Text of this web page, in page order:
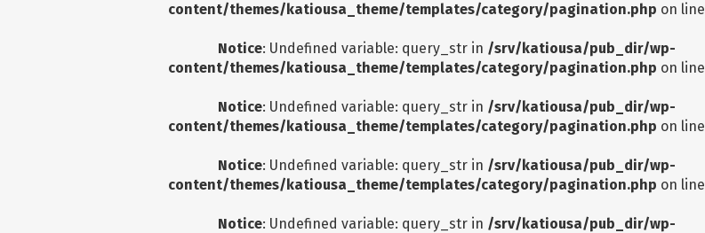
content/themes/katiousa_theme/templates/category/pagination.php on line
Notice: Undefined variable: query_str in /srv/katiousa/pub_dir/wp-
content/themes/katiousa_theme/templates/category/pagination.php on line
Notice: Undefined variable: query_str in /srv/katiousa/pub_dir/wp-
content/themes/katiousa_theme/templates/category/pagination.php on line
Notice: Undefined variable: query_str in /srv/katiousa/pub_dir/wp-
content/themes/katiousa_theme/templates/category/pagination.php on line
Notice: Undefined variable: query_str in /srv/katiousa/pub_dir/wp-